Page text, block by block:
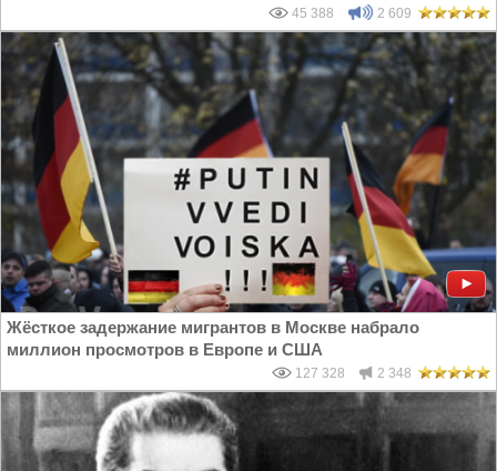
45 388 2 609
Жёсткое задержание мигрантов в Москве набрало
миллион просмотров в Европе и США
127 328 2 348